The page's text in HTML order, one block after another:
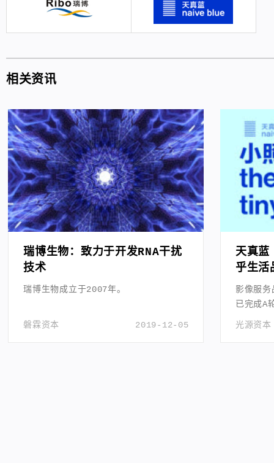
相关资讯
瑞博生物：致力于开发RNA干扰
技术
瑞博生物成立于2007年。
2019-12-05
磐霖资本
天真
乎生活
影像服
已完成A
光源资本